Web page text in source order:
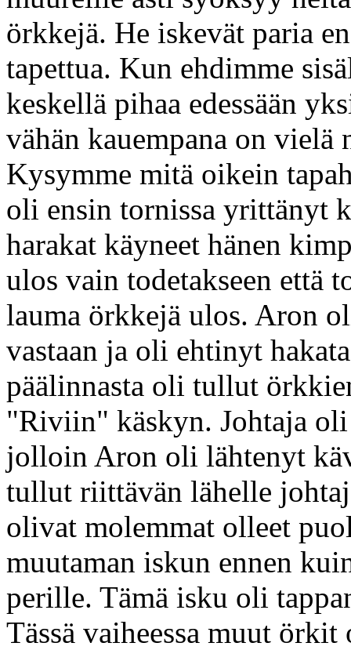
örkkejä. He iskevät paria
tapettua. Kun ehdimme
keskellä pihaa edessään
vähän kauempana on
Kysymme mitä oikein
oli ensin tornissa yrittänyt
harakat käyneet hänen
ulos vain todetakseen että
lauma örkkejä ulos. Aron
vastaan ja oli ehtinyt
päälinnasta oli tullut
"Riviin" käskyn. Johtaja oli
jolloin Aron oli lähtenyt
tullut riittävän lähelle
olivat molemmat olleet
muutaman iskun ennen
perille. Tämä isku oli
Tässä vaiheessa muut